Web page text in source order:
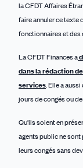
la CFDT Affaires
faire annuler ce texte
fonctionnaires et
La CFDT Finances a
dans la rédaction
services. Elle a
jours de congés ou
Qu'ils soient en
agents public ne
leurs congés sans